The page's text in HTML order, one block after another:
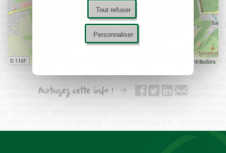
Tout refuser
Personnaliser
contributors
Partagez cette info !